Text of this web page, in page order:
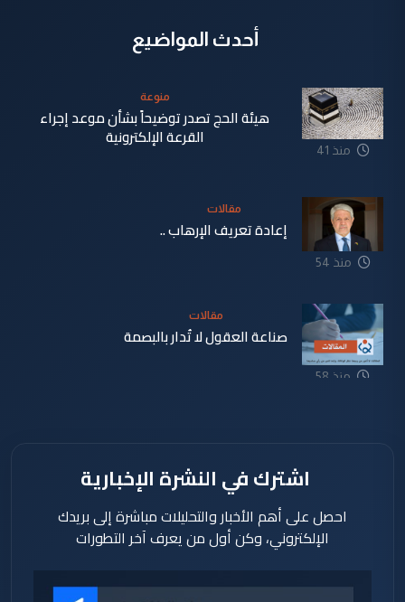
أحدث المواضيع
منذ 41
منوعة
هيئة الحج تصدر توضيحاً بشأن موعد إجراء
القرعة الإلكترونية
منذ 54
مقالات
إعادة تعريف الإرهاب ..
منذ 58
مقالات
صناعة العقول لا تُدار بالبصمة
اشترك في النشرة الإخبارية
احصل على أهم الأخبار والتحليلات مباشرة إلى بريدك
الإلكتروني، وكن أول من يعرف آخر التطورات